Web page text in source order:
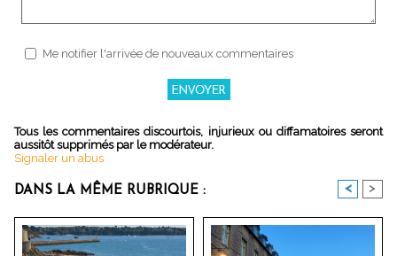
Me notifier l'arrivée de nouveaux commentaires
Tous les commentaires discourtois, injurieux ou diffamatoires seront
aussitôt supprimés par le modérateur.
Signaler un abus
DANS LA MÊME RUBRIQUE : < >